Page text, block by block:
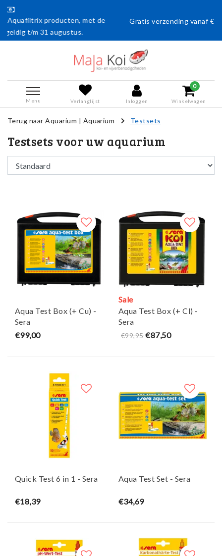
de Gratis verzending vanaf € 50,- (en naar België vanaf
Menu Verlanglijst Inloggen
0
Winkelwagen
Terug naar Aquarium | Aquarium Testsets
Testsets voor uw aquarium
Aqua Test Box (+ Cu) -
Sera
€99,00
Sale
Aqua Test Box (+ Cl) -
Sera
€99,95 €87,50
Quick Test 6 in 1 - Sera
€18,39
Aqua Test Set - Sera
€34,69